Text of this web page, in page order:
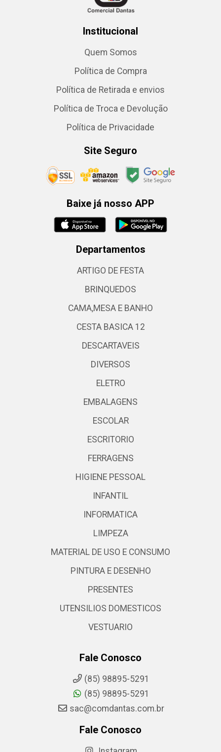
Institucional
Quem Somos
Política de Compra
Política de Retirada e envios
Política de Troca e Devolução
Política de Privacidade
Site Seguro
Baixe já nosso APP
Departamentos
ARTIGO DE FESTA
BRINQUEDOS
CAMA,MESA E BANHO
CESTA BASICA 12
DESCARTAVEIS
DIVERSOS
ELETRO
EMBALAGENS
ESCOLAR
ESCRITORIO
FERRAGENS
HIGIENE PESSOAL
INFANTIL
INFORMATICA
LIMPEZA
MATERIAL DE USO E CONSUMO
PINTURA E DESENHO
PRESENTES
UTENSILIOS DOMESTICOS
VESTUARIO
Fale Conosco
(85) 98895-5291
(85) 98895-5291
sac@comdantas.com.br
Fale Conosco